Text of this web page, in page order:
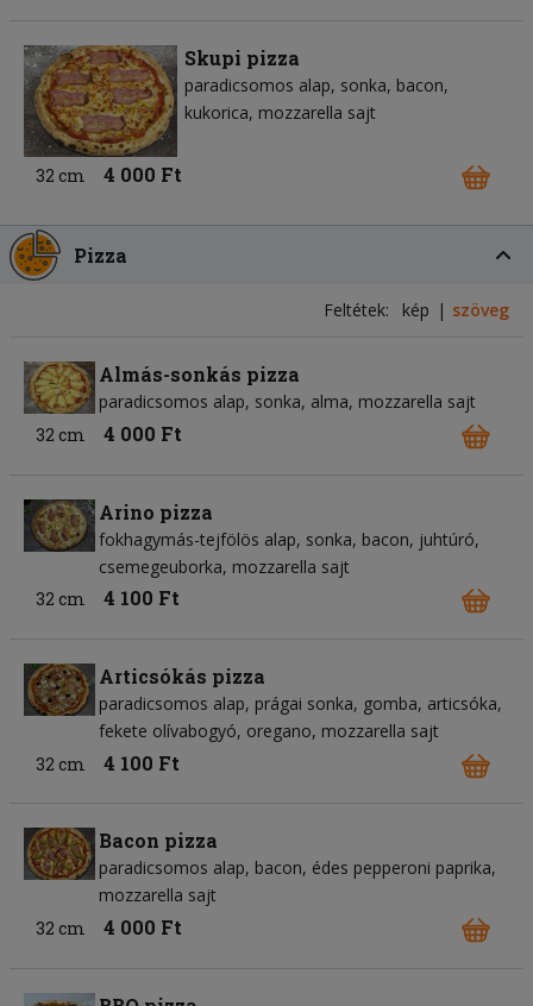
Skupi pizza
paradicsomos alap sonka bacon
kukorica mozzarella sajt
32 cm 4 000 Ft
Pizza
Feltétek: kép szöveg
Almás-sonkás pizza
paradicsomos alap sonka alma mozzarella sajt
32 cm
4 000 Ft
Arino pizza
fokhagymás-tejfölös alap sonka bacon juhtúró
csemegeuborka mozzarella sajt
32 cm
4 100 Ft
Articsókás pizza
paradicsomos alap prágai sonka gomba articsóka
fekete olívabogyó oregano mozzarella sajt
32 cm
4 100 Ft
Bacon pizza
paradicsomos alap bacon édes pepperoni paprika
mozzarella sajt
32 cm
4 000 Ft